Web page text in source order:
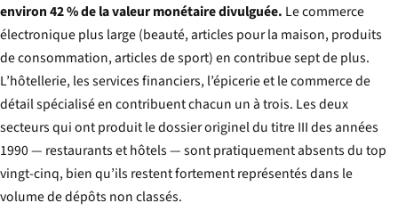
environ 42 % de la valeur monétaire divulguée. Le commerce
électronique plus large (beauté, articles pour la maison, produits
de consommation, articles de sport) en contribue sept de plus.
L’hôtellerie, les services financiers, l’épicerie et le commerce de
détail spécialisé en contribuent chacun un à trois. Les deux
secteurs qui ont produit le dossier originel du titre III des années
1990 — restaurants et hôtels — sont pratiquement absents du top
vingt-cinq, bien qu’ils restent fortement représentés dans le
volume de dépôts non classés.